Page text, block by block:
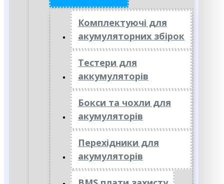
Комплектуючі для
акумуляторних збірок
Тестери для
аккумуляторів
Бокси та чохли для
акумуляторів
Перехідники для
акумуляторів